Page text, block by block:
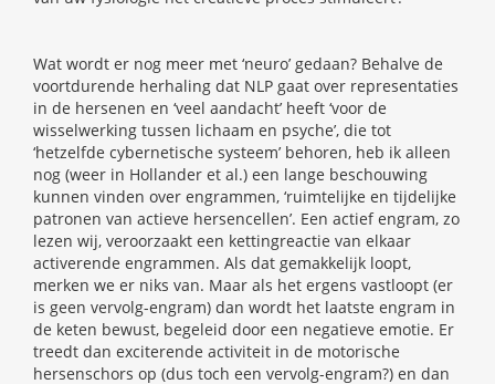
Wat wordt er nog meer met ‘neuro’ gedaan? Behalve de
voortdurende herhaling dat NLP gaat over representaties
in de hersenen en ‘veel aandacht’ heeft ‘voor de
wisselwerking tussen lichaam en psyche’, die tot
‘hetzelfde cybernetische systeem’ behoren, heb ik alleen
nog (weer in Hollander et al.) een lange beschouwing
kunnen vinden over engrammen, ‘ruimtelijke en tijdelijke
patronen van actieve hersencellen’. Een actief engram, zo
lezen wij, veroorzaakt een kettingreactie van elkaar
activerende engrammen. Als dat gemakkelijk loopt,
merken we er niks van. Maar als het ergens vastloopt (er
is geen vervolg-engram) dan wordt het laatste engram in
de keten bewust, begeleid door een negatieve emotie. Er
treedt dan exciterende activiteit in de motorische
hersenschors op (dus toch een vervolg-engram?) en dan